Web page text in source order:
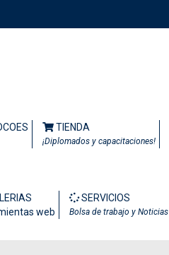
TIENDA
¡Diplomados y capacitaciones!
web
SERVICIOS
Bolsa de trabajo y Noticias